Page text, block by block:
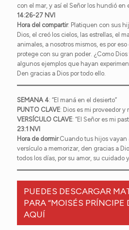
con el mar, y así el Señor los hundió en
14:26-27 NVI
Hora del compartir: Platiquen con sus
Dios, el creó los cielos, las estrellas, el
animales, a nosotros mismos, es por
protege con su gran poder. ¿Como
algunos ejemplos que hayan
Den gracias a Dios por todo ello.
SEMANA 4: “El maná en el desierto”
PUNTO CLAVE: Dios es mi proveedor y
VERSÍCULO CLAVE: “El Señor es mi
23:1 NVI
Hora de dormir:Cuando tus hijos vayan
versículo a memorizar, den gracias a
todos los días, por su amor, su cuidado
PUEDES DESCARGAR
PARA “MOISÉS PRÍNCIPE
AQUÍ